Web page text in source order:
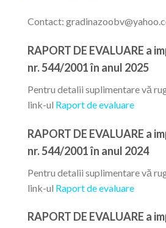
Contact:
RAPORT DE EVALUARE a
nr. 544/2001 în anul 2025
Pentru detalii suplimentare vă
link-ul Raport de evaluare
RAPORT DE EVALUARE a
nr. 544/2001 în anul 2024
Pentru detalii suplimentare vă
link-ul Raport de evaluare
RAPORT DE EVALUARE a